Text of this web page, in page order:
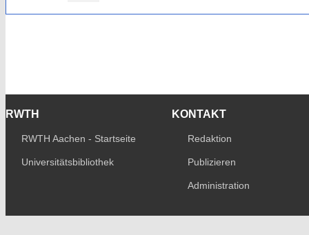
RWTH
RWTH Aachen - Startseite
Universitätsbibliothek
KONTAKT
Redaktion
Publizieren
Administration